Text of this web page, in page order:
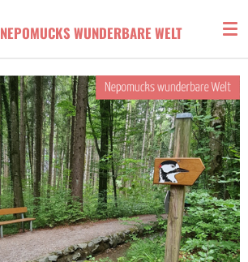
NEPOMUCKS WUNDERBARE WELT